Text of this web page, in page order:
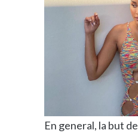
En general, la but